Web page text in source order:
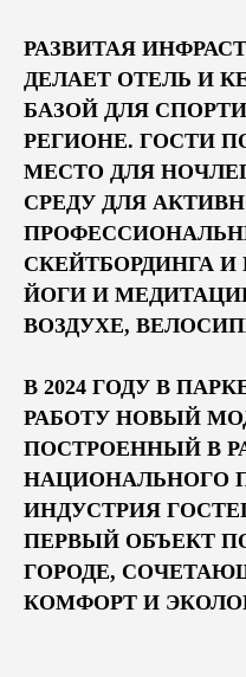
РАЗВИТАЯ
ДЕЛАЕТ ОТЕЛЬ И
БАЗОЙ ДЛЯ
РЕГИОНЕ. ГОСТИ
МЕСТО ДЛЯ
СРЕДУ ДЛЯ
СКЕЙТБОРДИНГА
ЙОГИ И
ВОЗДУХЕ,
В 2024 ГОДУ В
РАБОТУ НОВЫЙ
ПОСТРОЕННЫЙ В
НАЦИОНАЛЬНОГО
ИНДУСТРИЯ
ПЕРВЫЙ ОБЪЕКТ
ГОРОДЕ,
КОМФОРТ И